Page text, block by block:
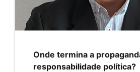
Onde termina a
responsabilidade política?